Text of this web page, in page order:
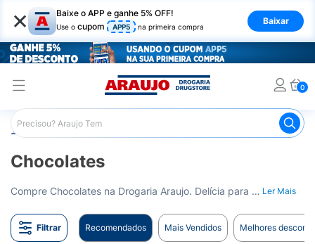
× Baixe o APP e ganhe 5% OFF!
Use o cupom APP5 na primeira compra
Baixar
0
Araujo Mercado
Chocolates
Compre Chocolates na Drogaria Araujo. Delícia para adoçar o seu dia. Entrega para todo o Brasil. Ler Mais
Filtrar Recomendados Mais Vendidos Melhores